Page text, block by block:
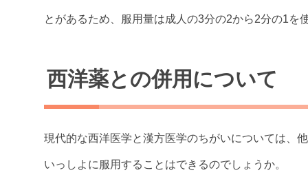
とがあるため、服用量は成人の3分の2から2分の1を
西洋薬との併用について
現代的な西洋医学と漢方医学のちがいについては、
いっしよに服用することはできるのでしょうか。